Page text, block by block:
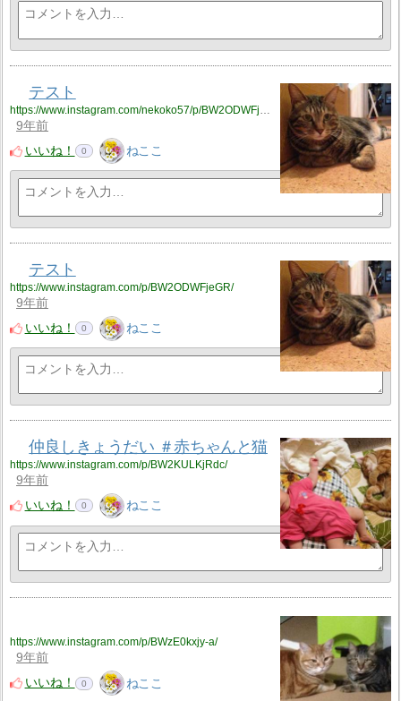
テスト
9年前
いいね！
0 ねここ
テスト
https://www.instagram.com/p/BW2ODWFjeGR/
9年前
いいね！
0 ねここ
仲良しきょうだい ＃赤ちゃんと猫
https://www.instagram.com/p/BW2KULKjRdc/
9年前
いいね！
0 ねここ
https://www.instagram.com/p/BWzE0kxjy-a/
9年前
いいね！
0 ねここ